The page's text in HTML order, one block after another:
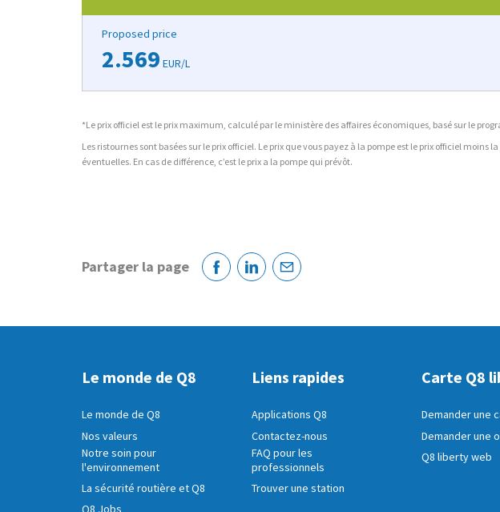
Proposed price
2.569 EUR/L
*Le prix officiel est le prix maximum, calculé par le ministère des affaires économiques, basé sur le
Les ristournes sont basées sur le prix officiel. Le prix que vous payez à la pompe est le prix officiel
éventuelles. En cas de différence, c’est le prix a la pompe qui prévôt.
Partager la page
FacebookLinkedinCourriel
Le monde de Q8
Le monde de Q8
Nos valeurs
Notre soin pour
l'environnement
La sécurité routière et Q8
Q8 Jobs
Liens rapides
Applications Q8
Contactez-nous
FAQ pour les
professionnels
Trouver une station
Carte Q8
Demander une
Demander une
Q8 liberty web